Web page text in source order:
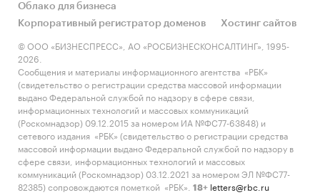
Облако для бизнеса
Корпоративный регистратор доменов
Хостинг сайтов
© ООО «БИЗНЕСПРЕСС», АО «РОСБИЗНЕСКОНСАЛТИНГ», 1995-
2026.
Сообщения и материалы информационного агентства «РБК»
(свидетельство о регистрации средства массовой информации
выдано Федеральной службой по надзору в сфере связи,
информационных технологий и массовых коммуникаций
(Роскомнадзор) 09.12.2015 за номером ИА №ФС77-63848) и
сетевого издания «РБК» (свидетельство о регистрации средства
массовой информации выдано Федеральной службой по надзору в
сфере связи, информационных технологий и массовых
коммуникаций (Роскомнадзор) 03.12.2021 за номером ЭЛ №ФС77-
82385) сопровождаются пометкой «РБК».
18+ letters@rbc.ru